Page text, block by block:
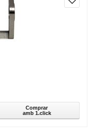
Comprar
amb 1.click